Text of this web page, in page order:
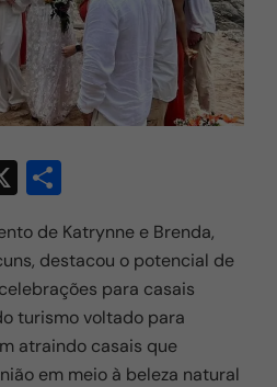
X
ar
e
de Katrynne e Brenda,
destacou o potencial de
para casais
turismo voltado para
atraindo casais que
em meio à beleza natural